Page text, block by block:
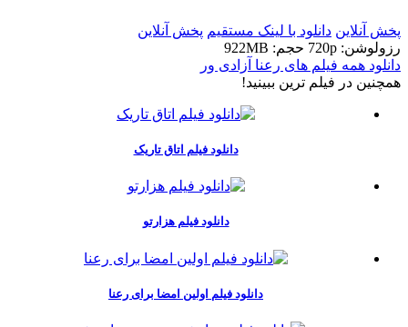
پخش آنلاین دانلود با لينک مستقيم پخش آنلاین
رزولوشن: 720p
حجم: 922MB
دانلود همه فیلم های رعنا آزادی ور
همچنين در فيلم ترين ببينيد!
دانلود فیلم اتاق تاریک
دانلود فیلم هزارتو
دانلود فیلم اولین امضا برای رعنا